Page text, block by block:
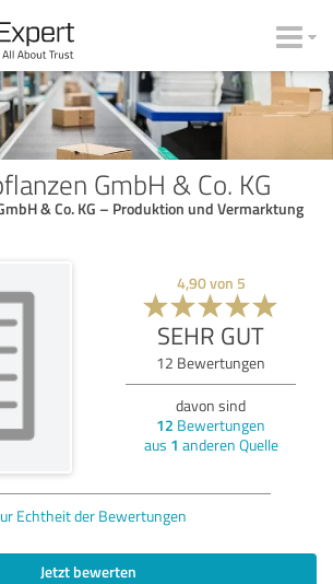
GmbH & Co. KG
& Co. KG – Produktion und Vermarktung
4,90von 5
SEHR GUT
12 Bewertungen
davon sind
12 Bewertungen
aus 1 anderen Quelle
Echtheit der Bewertungen
Jetzt bewerten